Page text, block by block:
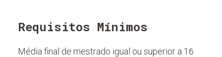
Requisitos Mínimos
Média final de mestrado igual ou superior a 16